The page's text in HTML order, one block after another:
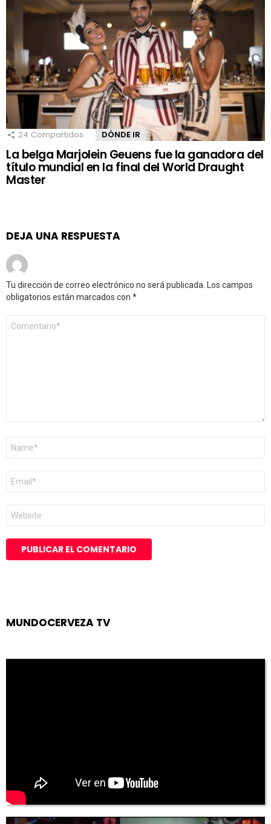
24 Compartidos DÓNDE IR
La belga Marjolein Geuens fue la ganadora del
título mundial en la final del World Draught
Master
DEJA UNA RESPUESTA
Tu dirección de correo electrónico no será publicada.
Los campos
obligatorios están marcados con *
Comentario
Nombre
Correo
electrónico
*
Web
MUNDOCERVEZA TV